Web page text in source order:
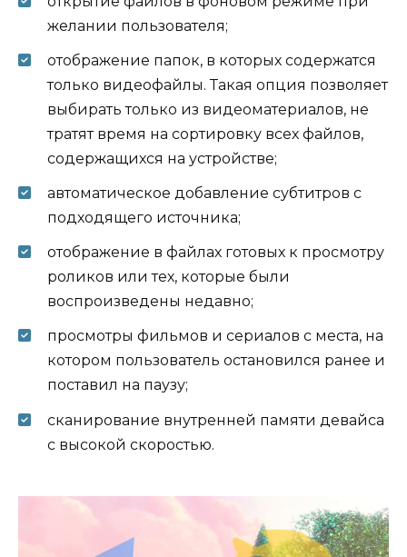
желании пользователя;
отображение папок, в которых содержатся
только видеофайлы. Такая опция позволяет
выбирать только из видеоматериалов, не
тратят время на сортировку всех файлов,
содержащихся на устройстве;
автоматическое добавление субтитров с
подходящего источника;
отображение в файлах готовых к просмотру
роликов или тех, которые были
воспроизведены недавно;
просмотры фильмов и сериалов с места, на
котором пользователь остановился ранее и
поставил на паузу;
сканирование внутренней памяти девайса
с высокой скоростью.